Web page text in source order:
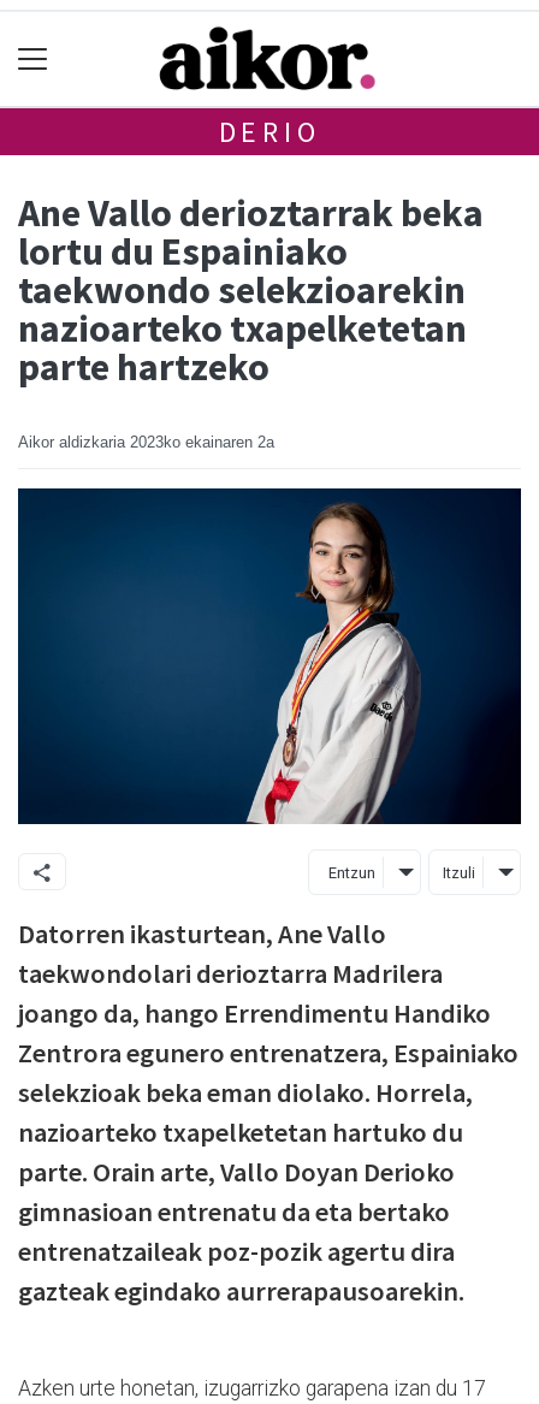
DERIO
Ane Vallo derioztarrak beka
lortu du Espainiako
taekwondo selekzioarekin
nazioarteko txapelketetan
parte hartzeko
Aikor aldizkaria 2023ko ekainaren 2a
Entzun Itzuli
Datorren ikasturtean, Ane Vallo
taekwondolari derioztarra Madrilera
joango da, hango Errendimentu Handiko
Zentrora egunero entrenatzera, Espainiako
selekzioak beka eman diolako. Horrela,
nazioarteko txapelketetan hartuko du
parte. Orain arte, Vallo Doyan Derioko
gimnasioan entrenatu da eta bertako
entrenatzaileak poz-pozik agertu dira
gazteak egindako aurrerapausoarekin.
Azken urte honetan, izugarrizko garapena izan du 17